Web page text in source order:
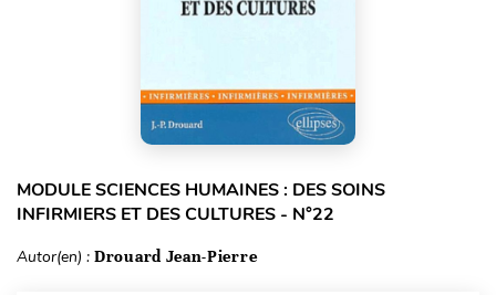
MODULE SCIENCES HUMAINES : DES SOINS
INFIRMIERS ET DES CULTURES - N°22
Autor(en) : Drouard Jean-Pierre